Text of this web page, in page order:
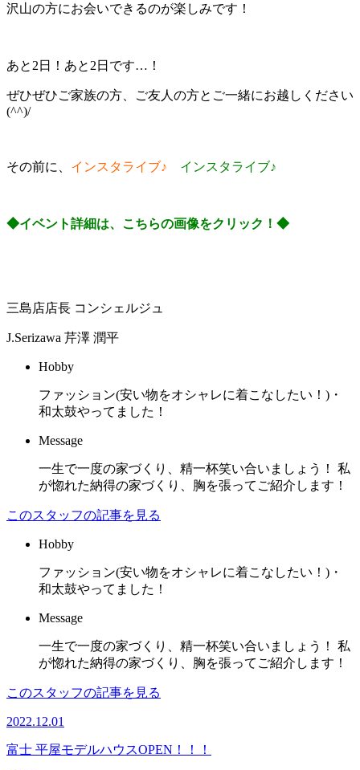
沢山の方にお会いできるのが楽しみです！
あと2日！あと2日です…！
ぜひぜひご家族の方、ご友人の方とご一緒にお越しください
(^^)/
その前に、 インスタライブ♪ インスタライブ♪
◆イベント詳細は、こちらの画像をクリック！◆
三島店店長 コンシェルジュ
J.Serizawa 芹澤 潤平
Hobby
ファッション(安い物をオシャレに着こなしたい！)・
和太鼓やってました！
Message
一生で一度の家づくり、精一杯笑い合いましょう！ 私
が惚れた納得の家づくり、胸を張ってご紹介します！
このスタッフの記事を見る
Hobby
ファッション(安い物をオシャレに着こなしたい！)・
和太鼓やってました！
Message
一生で一度の家づくり、精一杯笑い合いましょう！ 私
が惚れた納得の家づくり、胸を張ってご紹介します！
このスタッフの記事を見る
2022.12.01
富士 平屋モデルハウスOPEN！！！